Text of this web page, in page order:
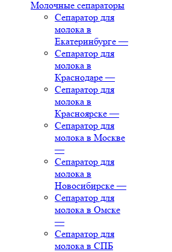
Молочные сепараторы
Сепаратор для
молока в
Екатеринбурге —
Сепаратор для
молока в
Краснодаре —
Сепаратор для
молока в
Красноярске —
Сепаратор для
молока в Москве
—
Сепаратор для
молока в
Новосибирске —
Сепаратор для
молока в Омске
—
Сепаратор для
молока в СПБ